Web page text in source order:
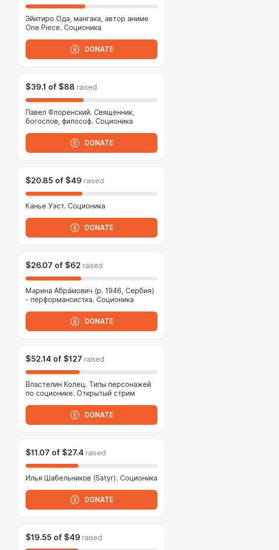
Эйитиро Ода, мангака, автор аниме
One Piece. Соционика
DONATE
$39.1 of $88 raised
Павел Флоренский. Священник,
богослов, философ. Соционика
DONATE
$20.85 of $49 raised
Канье Уэст. Соционика
DONATE
$26.07 of $62 raised
Марина Абра́мович (р. 1946, Сербия)
- перформансистка. Соционика
DONATE
$52.14 of $127 raised
Властелин Колец. Типы персонажей
по соционике. Открытый стрим
DONATE
$11.07 of $27.4 raised
Илья Шабельников (Satyr). Соционика
DONATE
$19.55 of $49 raised